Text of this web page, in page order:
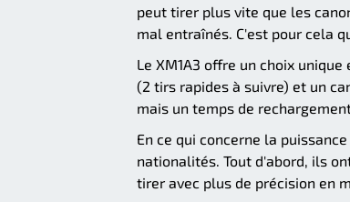
peut tirer plus vite que les
mal entraînés. C'est pour cela
Le XM1A3 offre un choix
(2 tirs rapides à suivre) et un
mais un temps de
En ce qui concerne la
nationalités. Tout d'abord, ils
tirer avec plus de précision en